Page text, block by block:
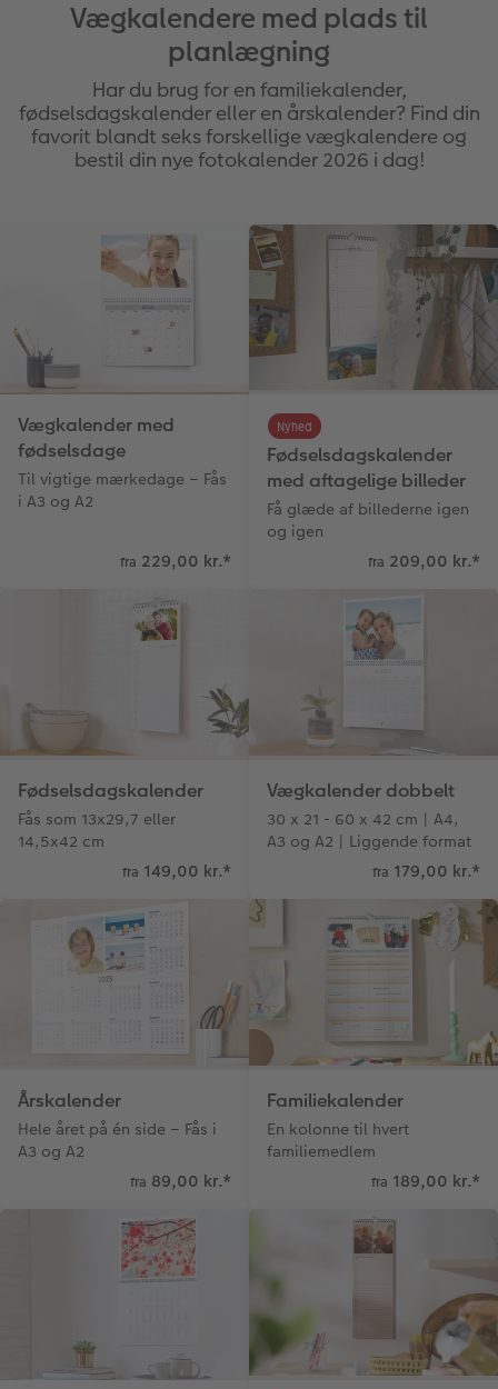
Vægkalendere med plads til
planlægning
Har du brug for en familiekalender,
fødselsdagskalender eller en årskalender? Find din
favorit blandt seks forskellige vægkalendere og
bestil din nye fotokalender 2026 i dag!
Vægkalender med
fødselsdage
Til vigtige mærkedage – Fås
i A3 og A2
fra 229,00 kr.*
Fødselsdagskalender
med aftagelige billeder
Få glæde af billederne igen
og igen
Nyhed
fra 209,00 kr.*
Fødselsdagskalender
Fås som 13x29,7 eller
14,5x42 cm
fra 149,00 kr.*
Vægkalender dobbelt
30 x 21 - 60 x 42 cm | A4,
A3 og A2 | Liggende format
fra 179,00 kr.*
Årskalender
Hele året på én side – Fås i
A3 og A2
fra 89,00 kr.*
Familiekalender
En kolonne til hvert
familiemedlem
fra 189,00 kr.*